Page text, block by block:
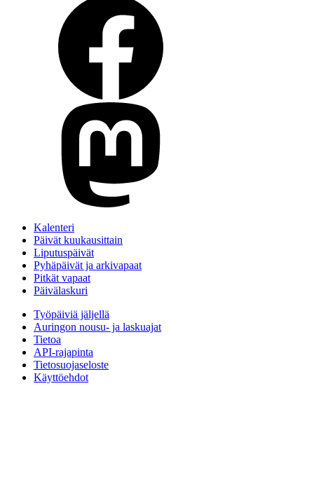
Kalenteri
Päivät kuukausittain
Liputuspäivät
Pyhäpäivät ja arkivapaat
Pitkät vapaat
Päivälaskuri
Työpäiviä jäljellä
Auringon nousu- ja laskuajat
Tietoa
API-rajapinta
Tietosuojaseloste
Käyttöehdot